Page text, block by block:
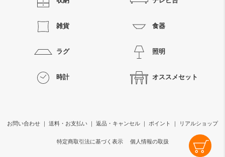
雑貨 食器
ラグ 照明
時計 オススメセット
お問い合わせ ｜ 送料・お支払い ｜ 返品・キャンセル ｜ ポイント ｜ リアルショップ
特定商取引法に基づく表示 個人情報の取扱